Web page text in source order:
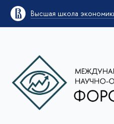
Высшая школа